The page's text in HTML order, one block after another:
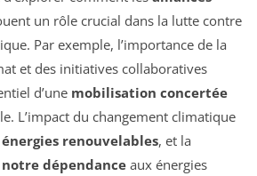
un rôle crucial dans la lutte contre
Par exemple, l’importance de la
et des initiatives collaboratives
d’une mobilisation concertée
L’impact du changement climatique
énergies renouvelables, et la
dépendanceaux énergies